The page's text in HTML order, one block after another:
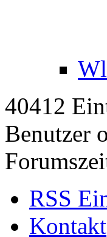
40412
Benutzer
RSS
Kontakt